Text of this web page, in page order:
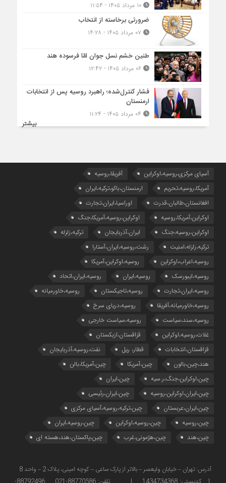
۱۰ مرداد ۱۴۰۵ - ۱۱:۵۴
ضرورتی برخاسته از انتخاب
طنین خشم نسل جوان امّا فرسوده هند
۰۶ مرداد ۱۴۰۵ - ۱۲:۴۲
فشار کنترل‌شده؛ راهبرد روسیه پس از انتخابات
ارمنستان
بیشتر
آسیای مرکزی،روسیه،اوکراین
آفریقا،روسیه
آمریکا،روسیه،تحریم
ارمنستان،باکو،ترکیه،ایران
افغانستان،طالبان،قدرت
اوراسیا،ایران،تجارت
اوکراین،آمریکا،روسیه
اوکراین،روسیه،آمریکا،جنگ
اوکراین،روسیه،جنگ
ایران،آذربایجان
ترکیه،زلزله
ترکیه،زلزله،امنیت
رشت،روسیه،ایران،آستارا
روسیه،اعراب،اوکراین
روسیه،اوکراین،آمریکا
روسیه،ایبورسک
روسیه،ایران
روسیه،ایران،اتحاد
روسیه،ایران،تجارت
روسیه،تاجیکستان
روسیه،خاورمیانه
روسیه،خاورمیانه،آفریقا
روسیه،دریای سرخ
روسیه،سند،سیاست
روسیه،سیاست خارجی
غلات،روسیه،اوکراین
قزاقستان،ازبکستان
قزاقستان،انتخابات
قطار، ریل
نفت،روسیه،آذربایجان
هند،چین،بالون
چین،آمریکا
چین،آمریکا،بالن
چین،اوکراین،جنگ،ر.سیه
چین،ایران
چین،ایران،اوکراین،روسیه
چین،ایران،رئیسی
چین،ایران،عربستان
چین،ترکیه،روسیه،آسیای مرکزی
چین،روسیه
چین،روسیه،اوکراین
چین،روسیه،ایران
چین،هند
چین،هژمونی،غرب چین،پاکستان،هند،هسته ای